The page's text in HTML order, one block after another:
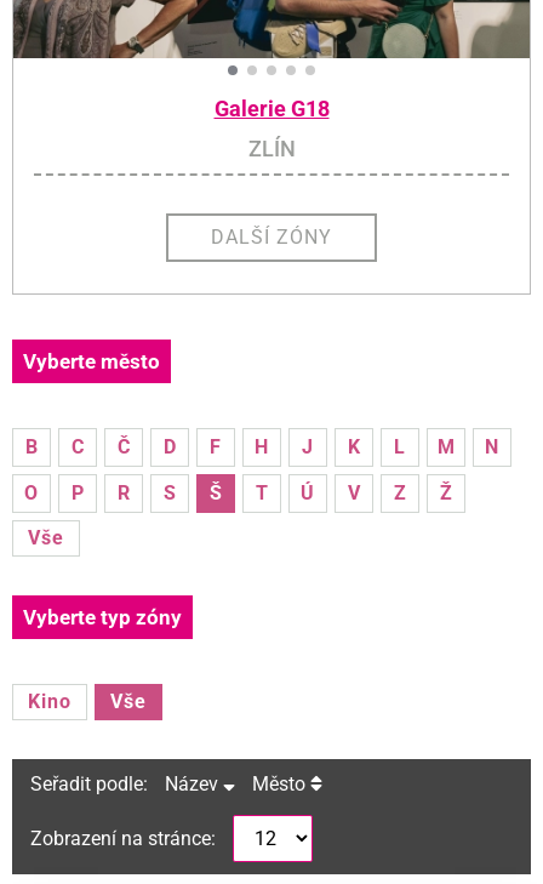
Galerie G18
ZLÍN
DALŠÍ ZÓNY
Vyberte město
B C Č D F H J K L M
N
O
P R S Š T Ú V Z
Ž
Vše
Vyberte typ zóny
Kino Vše
Seřadit podle: Název Město
Zobrazení na stránce: